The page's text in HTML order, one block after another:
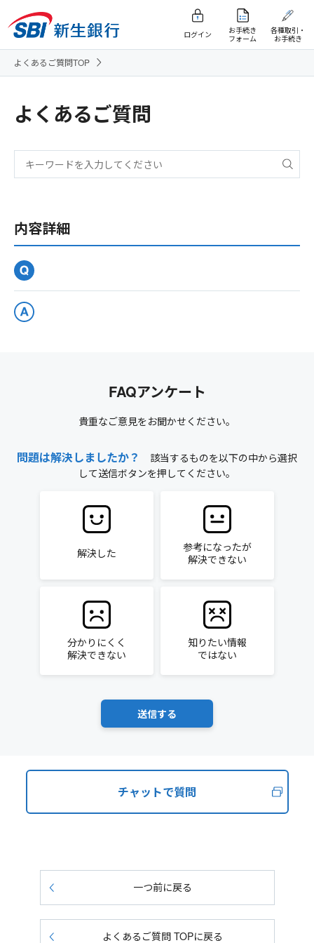
ログイン
お手続き
フォーム
各種取引・
お手続き
よくあるご質問TOP
よくあるご質問
内容詳細
FAQアンケート
貴重なご意見をお聞かせください。
問題は解決しましたか？
該当するものを以下の中から選択
して送信ボタンを押してください。
解決した
参考になったが
解決できない
分かりにくく
解決できない
知りたい情報
ではない
チャットで質問
一つ前に戻る
よくあるご質問 TOPに戻る